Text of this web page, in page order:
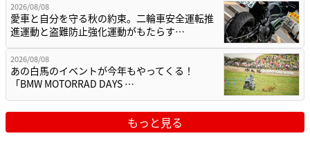
2026/08/08
愛車と自分を守る秋の約束。二輪車安全運転推
進運動と盗難防止強化運動がもたらす…
2026/08/08
あの白馬のイベントが今年もやってくる！
「BMW MOTORRAD DAYS …
もっと見る